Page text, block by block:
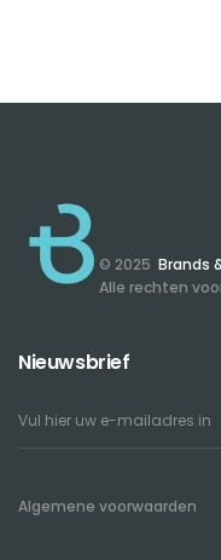
© 2025 Brands
Alle rechten
Nieuwsbrief
Algemene voorwaarden